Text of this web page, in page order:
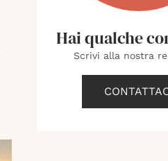
Hai qualche
Scrivi alla nostra